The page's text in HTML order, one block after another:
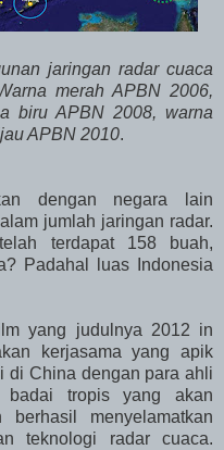
jaringan radar cuaca
merah APBN 2006,
biru APBN 2008, warna
APBN 2010.
dengan negara lain
jumlah jaringan radar.
terdapat 158 buah,
Padahal luas Indonesia
yang judulnya 2012 in
kerjasama yang apik
di China dengan para ahli
badai tropis yang akan
menyelamatkan
teknologi radar cuaca.